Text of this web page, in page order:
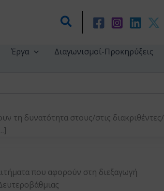
Αναζήτηση
Έργα
Διαγωνισμοί-Προκηρύξεις
τη δυνατότητα στους/στις διακριθέντες/
που αφορούν στη διεξαγωγή